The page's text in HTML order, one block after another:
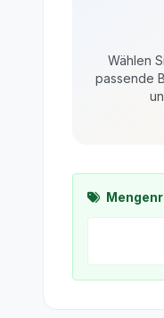
Wählen
passende